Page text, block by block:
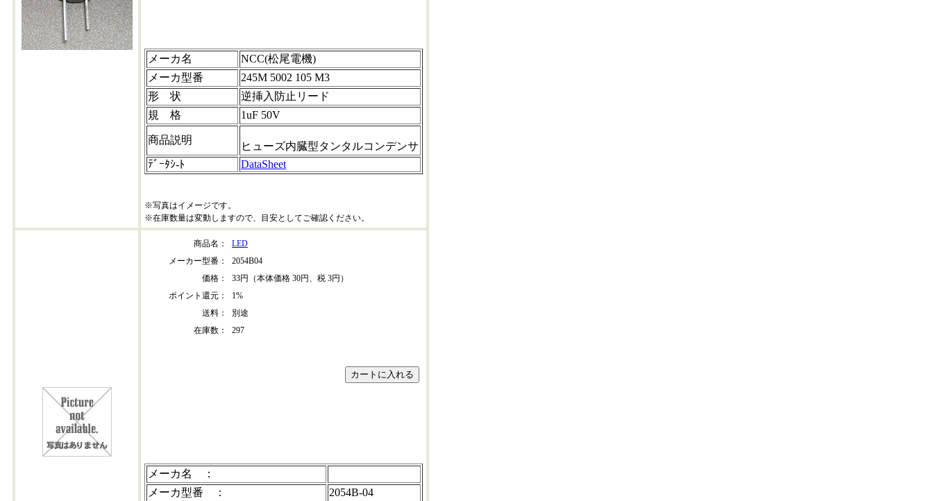
メーカ名
NCC(松尾電機)
メーカ型番
245M 5002 105 M3
形 状
逆挿入防止リード
規 格
1uF 50V
商品説明
ヒューズ内臓型タンタルコンデンサ
ﾃﾞｰﾀｼ-ﾄ
DataSheet
※写真はイメージです。
※在庫数量は変動しますので、目安としてご確認ください。
商品名：
LED
メーカー型番：
2054B04
価格：
33円（本体価格 30円、税 3円）
ポイント還元：
1%
送料：
別途
在庫数：
297
メーカ名 ：
メーカ型番 ：
2054B-04